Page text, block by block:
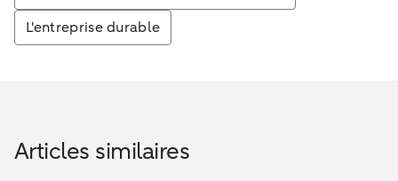
L'entreprise durable
Articles similaires